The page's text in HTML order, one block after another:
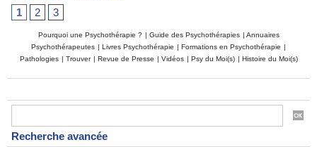
Recherche avancée
1
2 3
Pourquoi une Psychothérapie ? | Guide des Psychothérapies | Annuaires
Psychothérapeutes | Livres Psychothérapie | Formations en Psychothérapie |
Pathologies | Trouver | Revue de Presse | Vidéos | Psy du Moi(s) | Histoire du Moi(s)